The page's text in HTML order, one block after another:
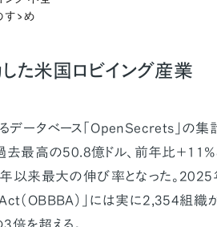
ゝめ
た米国ロビイング産業
ータベース「OpenSecrets」の集
最高の50.8億ドル、前年比＋11%
以来最大の伸び率となった。2025
（OBBBA）」には実に2,354組織
倍を超える。